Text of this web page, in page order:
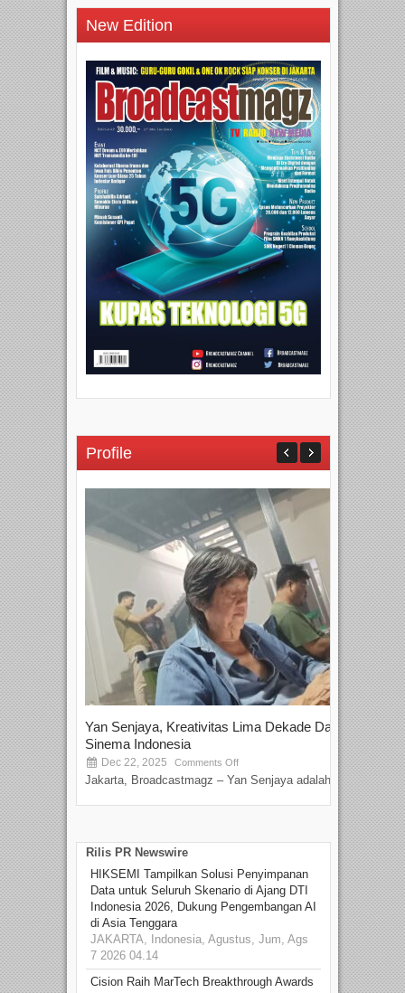
New Edition
Profile
Yan Senjaya, Kreativitas Lima Dekade Dalam
Sinema Indonesia
Dec 22, 2025 Comments Off
Jakarta, Broadcastmagz – Yan Senjaya adalah...
Rilis PR Newswire
HIKSEMI Tampilkan Solusi Penyimpanan
Data untuk Seluruh Skenario di Ajang DTI
Indonesia 2026, Dukung Pengembangan AI
di Asia Tenggara
JAKARTA, Indonesia, Agustus, Jum, Ags
7 2026 04.14
Cision Raih MarTech Breakthrough Awards